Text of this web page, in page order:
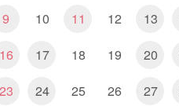
9
10 11 12 13
16
17 18 19 20
23
24 25 26 27